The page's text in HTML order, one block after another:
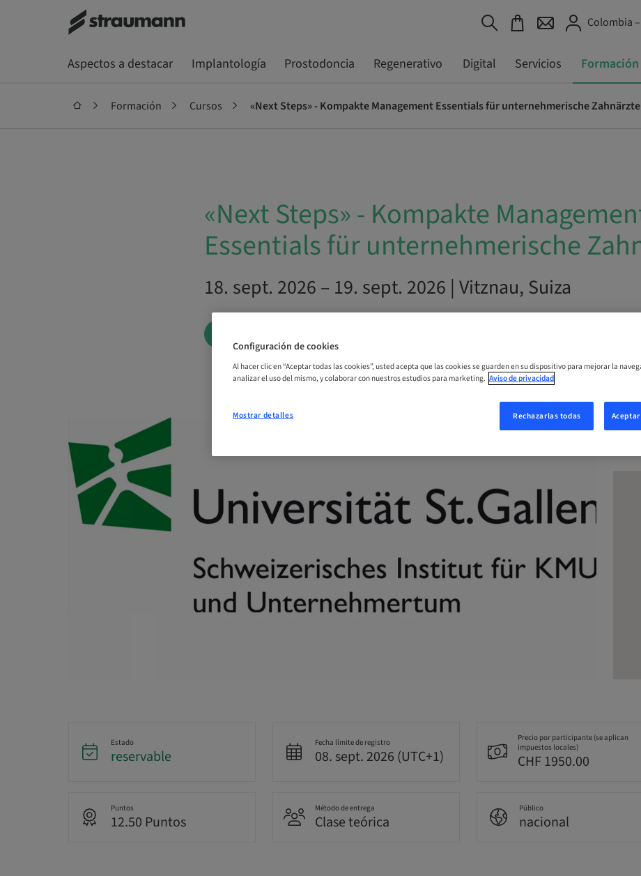
Colombia
Aspectos a destacar Implantología Prostodoncia Regenerativo Digital Servicios Formación
Formación Cursos «Next Steps» - Kompakte Management Essentials für unternehmerische Zahnärzte
«Next Steps» - Kompakte
Essentials für unternehmerische
18. sept. 2026 – 19. sept. 2026 | Vitznau, Suiza
Estado
reservable
Fecha límite de registro
08. sept. 2026 (UTC+1)
Precio por participante (se aplican
impuestos locales)
CHF 1950.00
Puntos
12.50 Puntos
Método de entrega
Clase teórica
Público
nacional
Configuración de cookies
Al hacer clic en “Aceptar todas las cookies”, usted acepta que las cookies se guarden en su dispositivo para mejorar la
analizar el uso del mismo, y colaborar con nuestros estudios para marketing. Aviso de privacidad
Rechazarlas todas
Mostrar detalles